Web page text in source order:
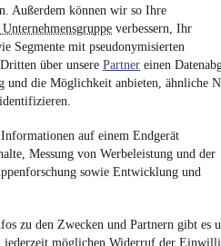
Außerdem können wir so Ihre
Unternehmensgruppe verbessern, Ihr
Segmente mit pseudonymisierten
über unsere Partner einen
und die Möglichkeit anbieten, ähnliche
auf einem Endgerät
Messung von Werbeleistung und der
sowie Entwicklung und
zu den Zwecken und Partnern gibt es
jederzeit möglichen Widerruf der